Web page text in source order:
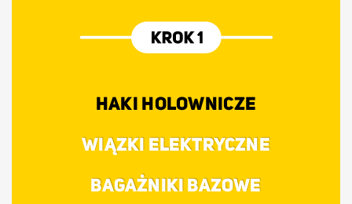
HAKI HOLOWNICZE
WIĄZKI ELEKTRYCZNE
BAGAŻNIKI BAZOWE